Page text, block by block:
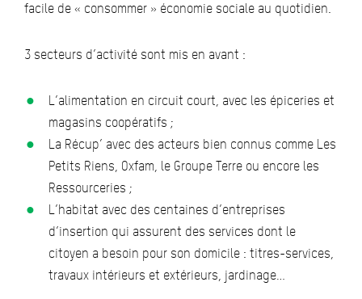
facile de « consommer » économie sociale au quotidien.
3 secteurs d’activité sont mis en avant :
L’alimentation en circuit court, avec les épiceries et
magasins coopératifs ;
La Récup’ avec des acteurs bien connus comme Les
Petits Riens, Oxfam, le Groupe Terre ou encore les
Ressourceries ;
L’habitat avec des centaines d’entreprises
d’insertion qui assurent des services dont le
citoyen a besoin pour son domicile : titres-services,
travaux intérieurs et extérieurs, jardinage…